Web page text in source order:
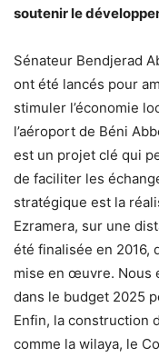
soutenir le
Sénateur Bendjerad
ont été lancés pour
stimuler l’économie
l’aéroport de Béni
est un projet clé qui
de faciliter les
stratégique est la
Ezramera, sur une
été finalisée en 2016,
mise en œuvre. Nous
dans le budget 2025
Enfin, la construction
comme la wilaya, le